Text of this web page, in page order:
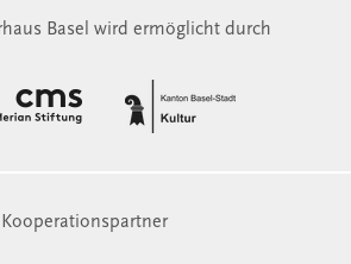
Basel wird ermöglicht durch
Kooperationspartner